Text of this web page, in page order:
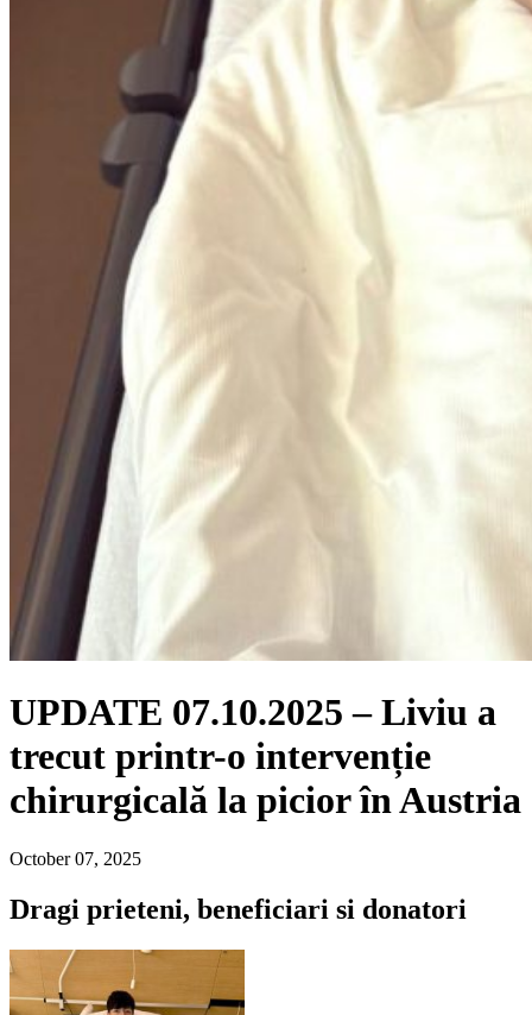
UPDATE 07.10.2025 – Liviu a
trecut printr-o intervenție
chirurgicală la picior în Austria
October 07, 2025
Dragi prieteni, beneficiari si donatori